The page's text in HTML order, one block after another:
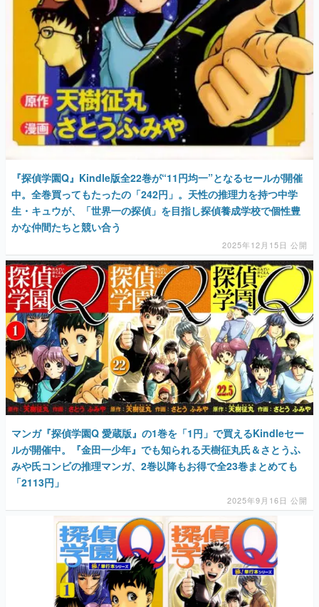
女性向け
アプリレビュー
その他
電ファミニコゲーマーとは？
運営：株式会社マレ
『探偵学園Q』Kindle版全22巻が“11円均一”となるセールが開催
中。全巻買ってもたったの「242円」。天性の推理力を持つ中学
生・キュウが、「世界一の探偵」を目指し探偵養成学校で個性豊
かな仲間たちと競い合う
2025年12月15日 公開
マンガ『探偵学園Q 愛蔵版』の1巻を「1円」で買えるKindleセー
ルが開催中。『金田一少年』でも知られる天樹征丸氏＆さとうふ
みや氏コンビの推理マンガ、2巻以降もお得で全23巻まとめても
「2113円」
2025年9月16日 公開